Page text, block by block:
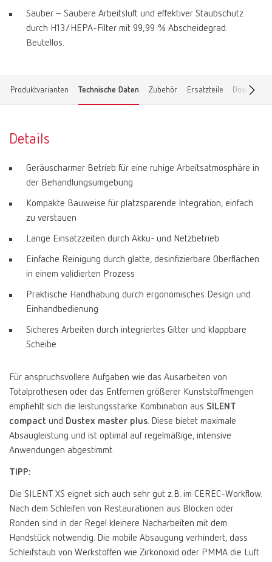
Sauber – Saubere Arbeitsluft und effektiver Staubschutz
durch H13/HEPA-Filter mit 99,99 % Abscheidegrad.
Beutellos.
Produktvarianten Technische Daten Zubehör Ersatzteile Downloads
Details
Geräuscharmer Betrieb für eine ruhige Arbeitsatmosphäre in
der Behandlungsumgebung
Kompakte Bauweise für platzsparende Integration, einfach
zu verstauen
Lange Einsatzzeiten durch Akku- und Netzbetrieb
Einfache Reinigung durch glatte, desinfizierbare Oberflächen
in einem validierten Prozess
Praktische Handhabung durch ergonomisches Design und
Einhandbedienung
Sicheres Arbeiten durch integriertes Gitter und klappbare
Scheibe
Für anspruchsvollere Aufgaben wie das Ausarbeiten von
Totalprothesen oder das Entfernen größerer Kunststoffmengen
empfiehlt sich die leistungsstarke Kombination aus SILENT
compact und Dustex master plus. Diese bietet maximale
Absaugleistung und ist optimal auf regelmäßige, intensive
Anwendungen abgestimmt.
TIPP:
Die SILENT XS eignet sich auch sehr gut z.B. im CEREC-Workflow.
Nach dem Schleifen von Restaurationen aus Blöcken oder
Ronden sind in der Regel kleinere Nacharbeiten mit dem
Handstück notwendig. Die mobile Absaugung verhindert, dass
Schleifstaub von Werkstoffen wie Zirkonoxid oder PMMA die Luft